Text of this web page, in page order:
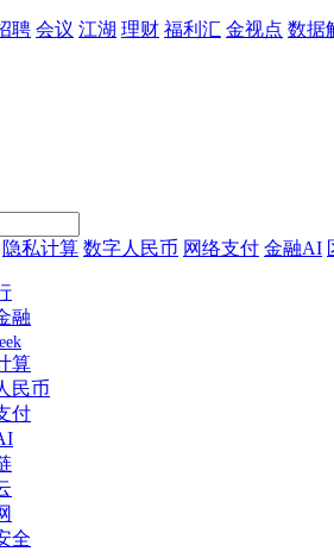
聘 会议 江湖 理财 福利汇 金视点 数据
隐私计算 数字人民币 网络支付 金融AI
融
算
民币
付
全